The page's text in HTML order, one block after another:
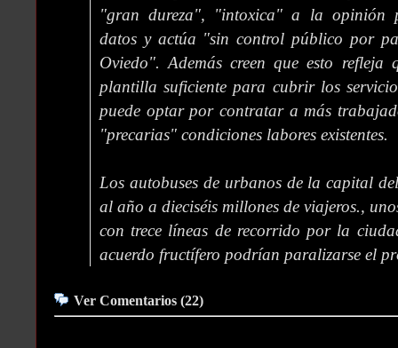
"gran dureza", "intoxica" a la opinión
datos y actúa "sin control público por
Oviedo". Además creen que esto
plantilla suficiente para cubrir los
puede optar por contratar a más
"precarias" condiciones labores existentes.
Los autobuses de urbanos de la capital
al año a dieciséis millones de viajeros.,
con trece líneas de recorrido por la
acuerdo fructífero podrían paralizarse el
Ver Comentarios (22)